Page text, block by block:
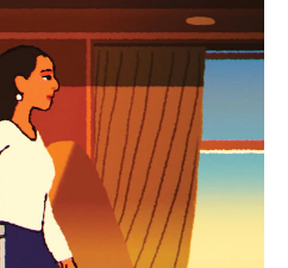
ELEGIDAS
compañero de
ideal